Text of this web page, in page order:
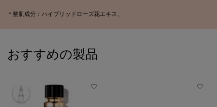
* 整肌成分：ハイブリッドローズ花エキス。​
PDP Slot 1 Section
おすすめの製品